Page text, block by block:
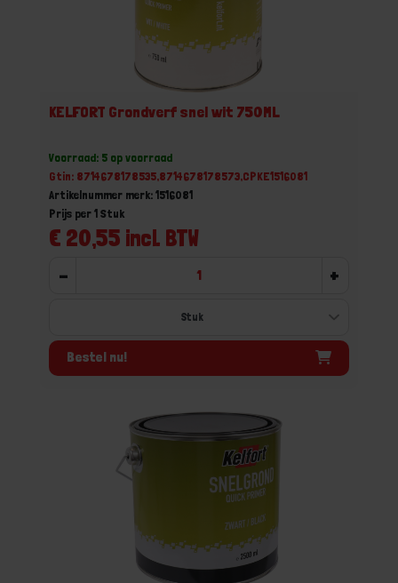
KELFORT Grondverf snel wit 750ML
Voorraad: 5 op voorraad
Gtin: 8714678178535,8714678178573,CPKE1516081
Artikelnummer merk: 1516081
€ 20,55 incl. BTW
Prijs per 1 Stuk
- +
Bestel nu!